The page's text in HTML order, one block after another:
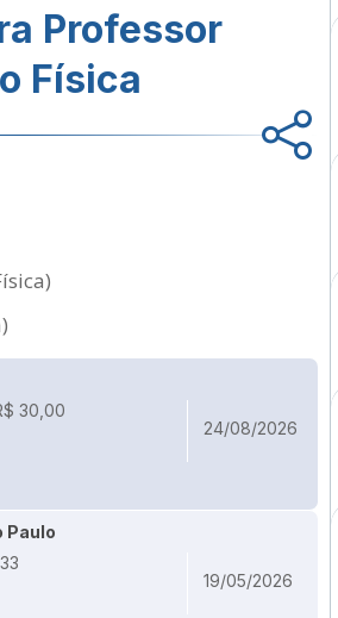
Professor
Física
30,00
24/08/2026
Paulo
19/05/2026